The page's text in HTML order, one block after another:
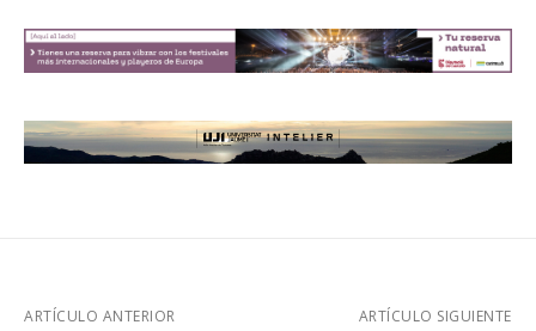
ARTÍCULO ANTERIOR ARTÍCULO SIGUIENTE